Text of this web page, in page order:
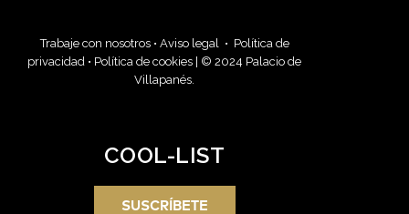
Trabaje con nosotros • Aviso legal • Política de
privacidad • Política de cookies | © 2024 Palacio de
Villapanés.
COOL-LIST
SUSCRÍBETE